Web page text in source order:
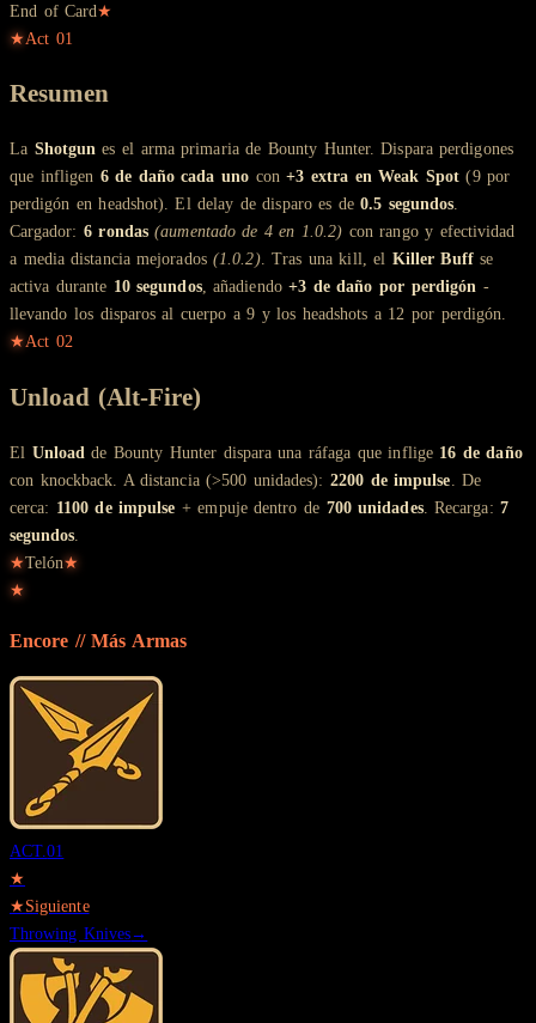
End of Card★
★Act 01
Resumen
La Shotgunes el arma primaria de Bounty Hunter. Dispara perdigones
que infligen 6 de daño cada uno con+3 extra en Weak Spot (9 por
perdigón en headshot). El delay de disparo es de0.5 segundos.
Cargador: 6 rondas (aumentado de 4 en 1.0.2) con rango y efectividad
a media distancia mejorados(1.0.2). Tras una kill, el Killer Buffse
activa durante 10 segundos, añadiendo+3 de daño por perdigón -
llevando los disparos al cuerpo a 9 y los headshots a 12 por perdigón.
★Act 02
Unload (Alt-Fire)
El Unloadde Bounty Hunter dispara una ráfaga que inflige 16 de daño
con knockback. A distancia (>500 unidades): 2200 de impulse. De
cerca: 1100 de impulse + empuje dentro de 700 unidades. Recarga:7
segundos.
★Telón★
★
Encore // Más Armas
ACT.01
★
★Siguiente
Throwing Knives→